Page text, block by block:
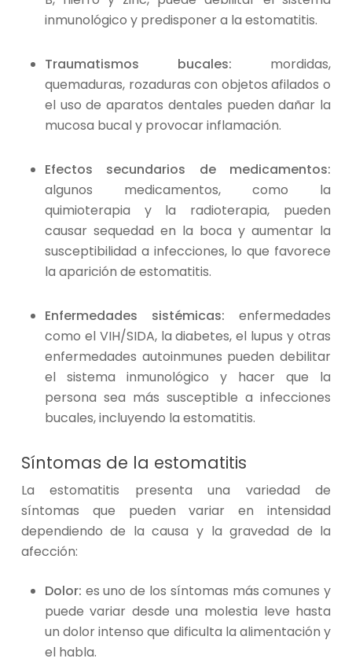
inmunológico y predisponer a la estomatitis.
Traumatismos bucales: mordidas,
quemaduras, rozaduras con objetos afilados o
el uso de aparatos dentales pueden dañar la
mucosa bucal y provocar inflamación.
Efectos secundarios de medicamentos:
algunos medicamentos, como la
quimioterapia y la radioterapia, pueden
causar sequedad en la boca y aumentar la
susceptibilidad a infecciones, lo que favorece
la aparición de estomatitis.
Enfermedades sistémicas:enfermedades
como el VIH/SIDA, la diabetes, el lupus y otras
enfermedades autoinmunes pueden debilitar
el sistema inmunológico y hacer que la
persona sea más susceptible a infecciones
bucales, incluyendo la estomatitis.
Síntomas de la estomatitis
La estomatitis presenta una variedad de
síntomas que pueden variar en intensidad
dependiendo de la causa y la gravedad de la
afección:
Dolor: es uno de los síntomas más comunes y
puede variar desde una molestia leve hasta
un dolor intenso que dificulta la alimentación y
el habla.